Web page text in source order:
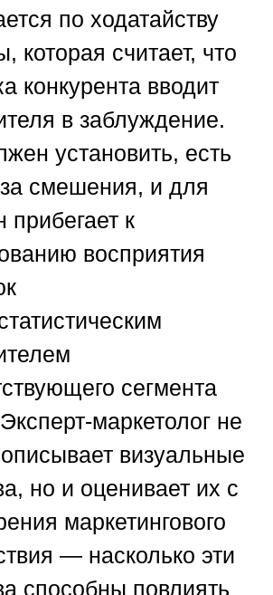
по ходатайству
которая считает, что
конкурента вводит
в заблуждение.
установить, есть
смешения, и для
прибегает к
восприятия
сегмента
маркетолог не
визуальные
но и оценивает их с
маркетингового
— насколько эти
способны повлиять